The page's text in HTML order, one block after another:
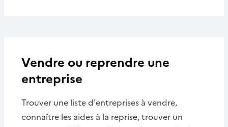
Vendre ou reprendre une
entreprise
Trouver une liste d'entreprises à vendre,
connaître les aides à la reprise, trouver un